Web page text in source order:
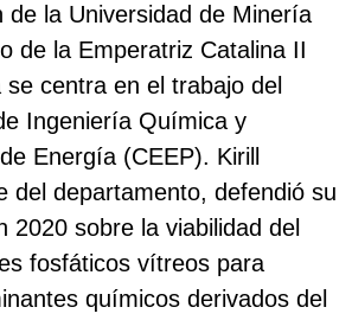
de la Universidad de Minería
de la Emperatriz Catalina II
centra en el trabajo del
Ingeniería Química y
Energía (CEEP). Kirill
del departamento, defendió su
2020 sobre la viabilidad del
fosfáticos vítreos para
químicos derivados del